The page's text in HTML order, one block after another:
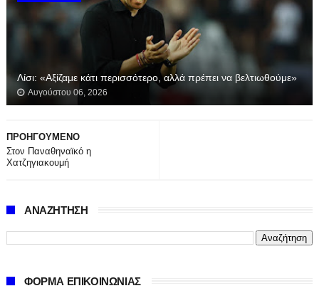
Λίσι: «Αξίζαμε κάτι περισσότερο, αλλά πρέπει να βελτιωθούμε»
Αυγούστου 06, 2026
ΠΡΟΗΓΟΥΜΕΝΟ
Στον Παναθηναϊκό η
Χατζηγιακουμή
ΑΝΑΖΗΤΗΣΗ
ΦΟΡΜΑ ΕΠΙΚΟΙΝΩΝΙΑΣ